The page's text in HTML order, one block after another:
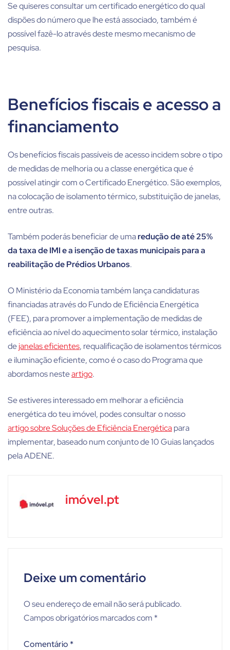
Se quiseres consultar um certificado energético do qual
dispões do número que lhe está associado, também é
possível fazê-lo através deste mesmo mecanismo de
pesquisa.
Benefícios fiscais e acesso a
financiamento
Os benefícios fiscais passíveis de acesso incidem sobre o tipo
de medidas de melhoria ou a classe energética que é
possível atingir com o Certificado Energético. São exemplos,
na colocação de isolamento térmico, substituição de janelas,
entre outras.
Também poderás beneficiar de umaredução de até 25%
da taxa de IMI e a isenção de taxas municipais para a
reabilitação de Prédios Urbanos.
O Ministério da Economia também lança candidaturas
financiadas através do Fundo de Eficiência Energética
(FEE), para promover a implementação de medidas de
eficiência ao nível do aquecimento solar térmico, instalação
dejanelas eficientes, requalificação de isolamentos térmicos
e iluminação eficiente, como é o caso do Programa que
abordamos nesteartigo.
Se estiveres interessado em melhorar a eficiência
energética do teu imóvel, podes consultar o nosso
artigo sobre Soluções de Eficiência Energéticapara
implementar, baseado num conjunto de 10 Guias lançados
pela ADENE.
imóvel.pt
Deixe um comentário
O seu endereço de email não será publicado.
Campos obrigatórios marcados com *
Comentário *